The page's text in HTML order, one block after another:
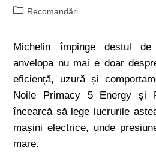
Recomandări
Michelin împinge destul
anvelopa nu mai e doar
eficiență, uzură și
Noile Primacy 5 Energy și
încearcă să lege lucrurile
mașini electrice, unde
mare.